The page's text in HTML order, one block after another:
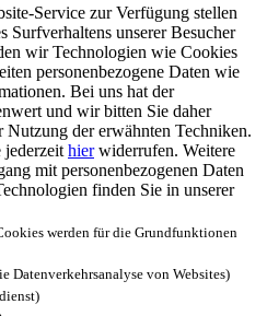
Service zur Verfügung stellen
Surfverhaltens unserer Besucher
wir Technologien wie Cookies
personenbezogene Daten wie
Bei uns hat der
und wir bitten Sie daher
der erwähnten Techniken.
hierwiderrufen. Weitere
mit personenbezogenen Daten
finden Sie in unserer
werden für die Grundfunktionen
Datenverkehrsanalyse von Websites)